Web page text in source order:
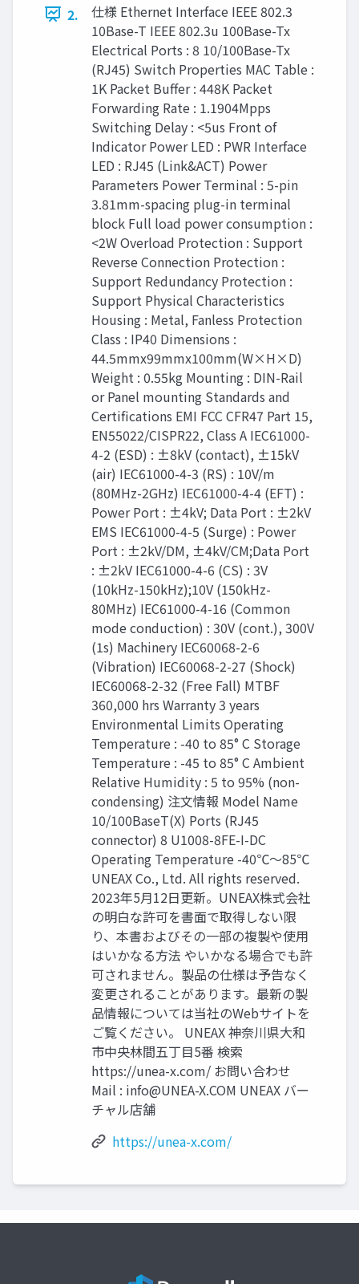
2.
仕様 Ethernet Interface IEEE 802.3
10Base-T IEEE 802.3u 100Base-Tx
Electrical Ports : 8 10/100Base-Tx
(RJ45) Switch Properties MAC Table :
1K Packet Buﬀer : 448K Packet
Forwarding Rate : 1.1904Mpps
Switching Delay : <5us Front of
Indicator Power LED : PWR Interface
LED : RJ45 (Link&ACT) Power
Parameters Power Terminal : 5-pin
3.81mm-spacing plug-in terminal
block Full load power consumption :
<2W Overload Protection : Support
Reverse Connection Protection :
Support Redundancy Protection :
Support Physical Characteristics
Housing : Metal, Fanless Protection
Class : IP40 Dimensions :
44.5mmx99mmx100mm(W×H×D)
Weight : 0.55kg Mounting : DIN-Rail
or Panel mounting Standards and
Certiﬁcations EMI FCC CFR47 Part 15,
EN55022/CISPR22, Class A IEC61000-
4-2 (ESD) : ±8kV (contact), ±15kV
(air) IEC61000-4-3 (RS) : 10V/m
(80MHz-2GHz) IEC61000-4-4 (EFT) :
Power Port : ±4kV; Data Port : ±2kV
EMS IEC61000-4-5 (Surge) : Power
Port : ±2kV/DM, ±4kV/CM;Data Port
: ±2kV IEC61000-4-6 (CS) : 3V
(10kHz-150kHz);10V (150kHz-
80MHz) IEC61000-4-16 (Common
mode conduction) : 30V (cont.), 300V
(1s) Machinery IEC60068-2-6
(Vibration) IEC60068-2-27 (Shock)
IEC60068-2-32 (Free Fall) MTBF
360,000 hrs Warranty 3 years
Environmental Limits Operating
Temperature : -40 to 85° C Storage
Temperature : -45 to 85° C Ambient
Relative Humidity : 5 to 95% (non-
condensing) 注文情報 Model Name
10/100BaseT(X) Ports (RJ45
connector) 8 U1008-8FE-I-DC
Operating Temperature -40℃〜85℃
UNEAX Co., Ltd. All rights reserved.
2023年5月12日更新。UNEAX株式会社
の明白な許可を書面で取得しない限
り、本書およびその一部の複製や使用
はいかなる方法 やいかなる場合でも許
可されません。製品の仕様は予告なく
変更されることがあります。最新の製
品情報については当社のWebサイトを
ご覧ください。 UNEAX 神奈川県大和
市中央林間五丁目5番 検索
https://unea-x.com/ お問い合わせ
Mail : info@UNEA-X.COM UNEAX バー
チャル店舗
https://unea-x.com/